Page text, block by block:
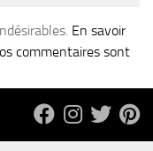
En savoir
commentaires sont